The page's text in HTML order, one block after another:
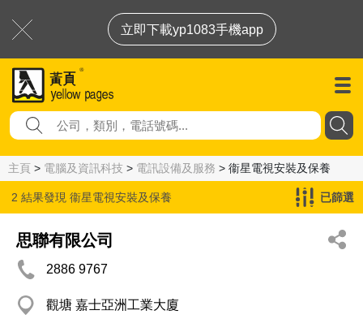
立即下載yp1083手機app
主頁 > 電腦及資訊科技 > 電訊設備及服務 > 衞星電視安裝及保養
2 結果發現 衞星電視安裝及保養 已篩選
思聯有限公司
2886 9767
觀塘 嘉士亞洲工業大廈